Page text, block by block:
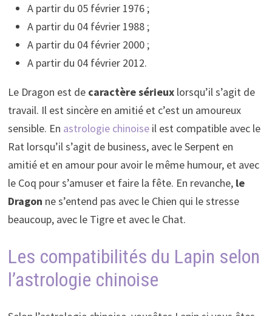
A partir du 05 février 1976 ;
A partir du 04 février 1988 ;
A partir du 04 février 2000 ;
A partir du 04 février 2012.
Le Dragon est de caractère sérieuxlorsqu’il s’agit de
travail. Il est sincère en amitié et c’est un amoureux
sensible. En astrologie chinoiseil est compatible avec le
Rat lorsqu’il s’agit de business, avec le Serpent en
amitié et en amour pour avoir le même humour, et avec
le Coq pour s’amuser et faire la fête. En revanche, le
Dragon ne s’entend pas avec le Chien qui le stresse
beaucoup, avec le Tigre et avec le Chat.
Les compatibilités du Lapin selon
l’astrologie chinoise